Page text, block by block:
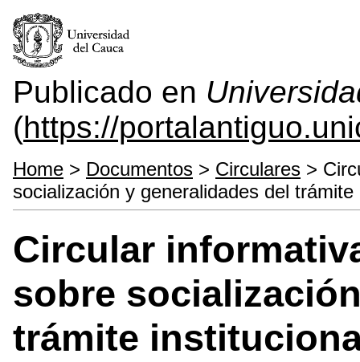
Publicado en
(https://
Home > Documentos > Circulares >
socialización y generalidades del
Circular
sobre
trámite